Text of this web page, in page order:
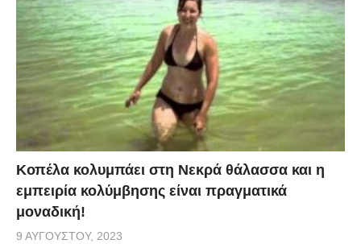
Κοπέλα κολυμπάει στη Νεκρά θάλασσα και η
εμπειρία κολύμβησης είναι πραγματικά
μοναδική!
9 ΑΥΓΟΎΣΤΟΥ, 2023